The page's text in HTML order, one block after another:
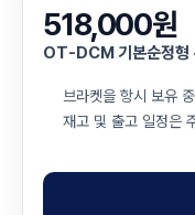
518,000원
OT-DCM 기본순정형
브라켓을 항시 보유
재고 및 출고 일정은